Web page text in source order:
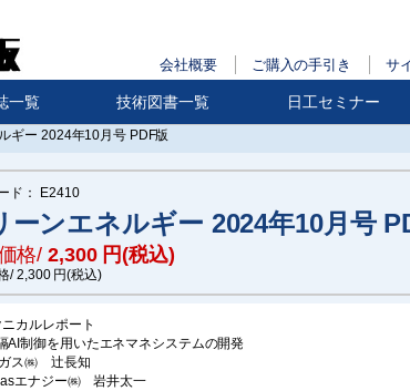
会社概要 ご購入の手引き サ
一覧 技術図書一覧 日工セミナー
ギー 2024年10月号 PDF版
ド： E2410
ーンエネルギー 2024年10月号
格/ 2,300円(税込)
/ 2,300円(税込)
カルレポート
AI制御を用いたエネマネシステムの開発
ス㈱ 辻長知
エナジー㈱ 岩井太一